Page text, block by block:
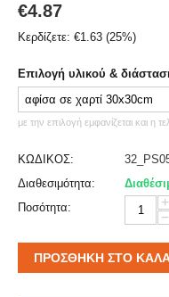
€4.87
Κερδίζετε: €1.63 (25%)
Επιλογή υλικού &
με την επιλογή εμφανίζεται και η
ΚΩΔΙΚΟΣ:
Διαθεσιμότητα:
Ποσότητα:
+
−
ΠΡΟΣΘΉΚΗ ΣΤΟ